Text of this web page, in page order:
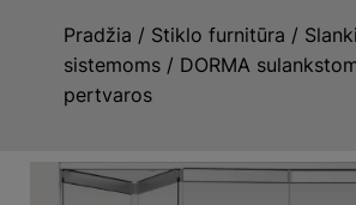
Pradžia / Stiklo furnitūra /
sistemoms / DORMA
pertvaros